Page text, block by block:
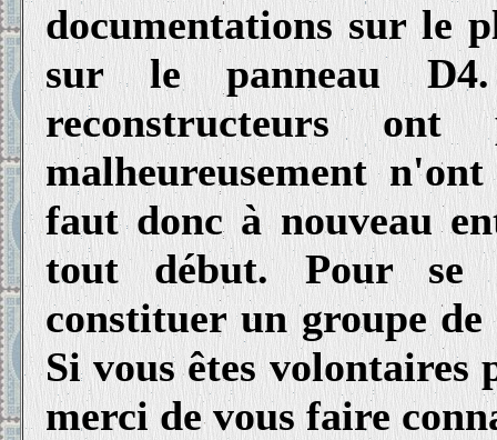
documentations sur le
sur le panneau
reconstructeurs
malheureusement
faut donc à nouveau
tout début. Pour se
constituer un groupe
Si vous êtes
merci de vous faire